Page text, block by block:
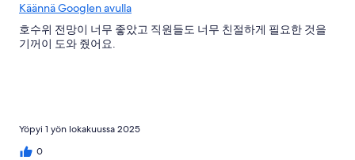
Käännä Googlen avulla
호수위 전망이 너무 좋았고 직원들도 너무 친절하게 필요한 것을
기꺼이 도와 줬어요.
Yöpyi 1 yön lokakuussa 2025
0